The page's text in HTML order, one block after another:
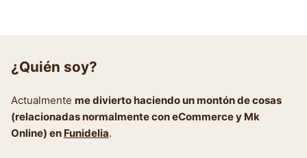
¿Quién soy?
Actualmente me divierto haciendo un montón de cosas
(relacionadas normalmente con eCommerce y Mk
Online) en Funidelia.